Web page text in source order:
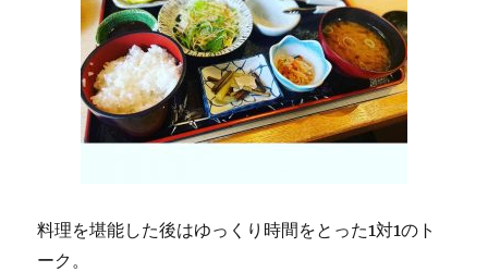
料理を堪能した後はゆっくり時間をとった1対1のト
ーク。